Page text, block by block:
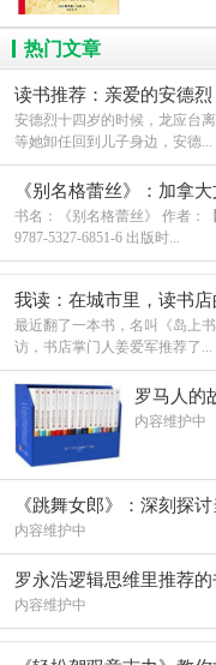
热门文章
读书推荐：亲爱的安德烈
安德烈十四岁的时候，龙应台
等她卸任回到儿子身边，安德...
《别名格蕾丝》：加拿
书名：《别名格蕾丝》 作者：
9787-5327-6851-6 出版时...
我读：在城市里，读书店
最近翻了一本书，名叫《岛上
访，书店掌门人姜爱军推荐了...
罗马人的
内容维护中
《跳舞女郎》：深刻探
内容维护中
罗永浩逻辑思维里推荐的
内容维护中